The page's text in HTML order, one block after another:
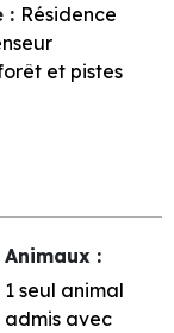
: Résidence
et pistes
Animaux :
1 seul animal
admis avec